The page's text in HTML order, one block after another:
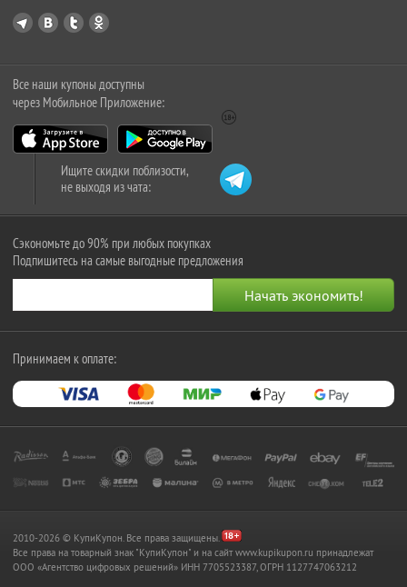
Все наши купоны доступны
через Мобильное Приложение:
Ищите скидки поблизости,
не выходя из чата:
Сэкономьте до 90% при любых покупках
Подпишитесь на самые выгодные предложения
Принимаем к оплате:
2010-2026 © КупиКупон. Все права защищены.
Все права на товарный знак "КупиКупон" и на сайт www.kupikupon.ru принадлежат
OOO «Агентство цифровых решений» ИНН 7705523387, ОГРН 1127747063212